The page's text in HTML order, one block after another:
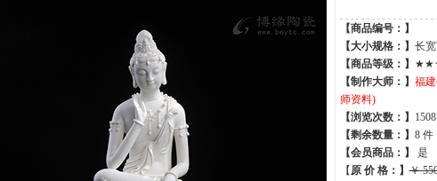
【商品编号：】
【大小规格：】 长
【商品等级：】
【制作大师：】 福
师资料)
【浏览次数：】
【剩余数量：】 8 件
【会员商品： 】
是
【 原 价 格： 】￥